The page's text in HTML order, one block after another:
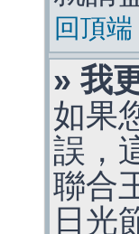
回頂端
» 我
如果
誤，
聯合
日光